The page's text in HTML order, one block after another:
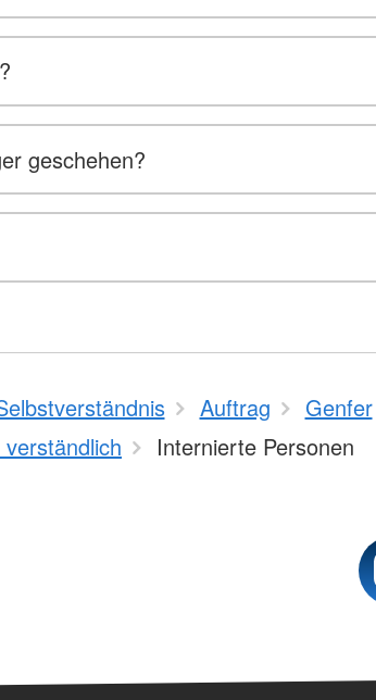
geschehen?
Auftrag
Genfer
Internierte Personen